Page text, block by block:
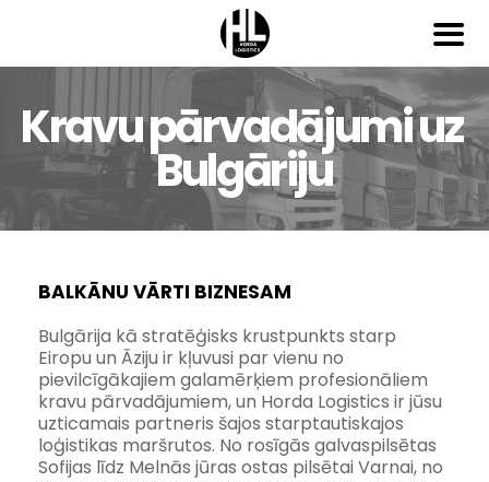
Kravu pārvadājumi uz
Bulgāriju
BALKĀNU VĀRTI BIZNESAM
Bulgārija kā stratēģisks krustpunkts starp
Eiropu un Āziju ir kļuvusi par vienu no
pievilcīgākajiem galamērķiem profesionāliem
kravu pārvadājumiem, un Horda Logistics ir jūsu
uzticamais partneris šajos starptautiskajos
loģistikas maršrutos. No rosīgās galvaspilsētas
Sofijas līdz Melnās jūras ostas pilsētai Varnai, no